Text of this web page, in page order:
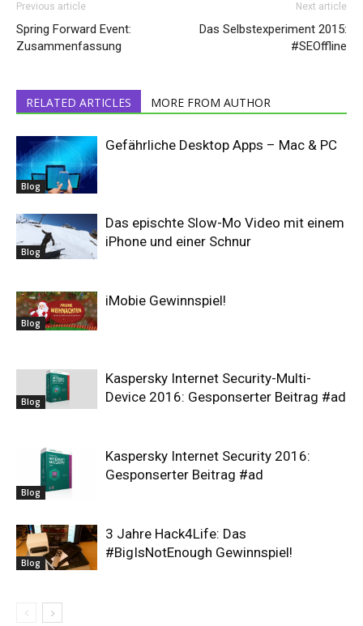
Previous article
Spring Forward Event:
Zusammenfassung
Next article
Das Selbstexperiment 2015:
#SEOffline
RELATED ARTICLES MORE FROM AUTHOR
Blog
Gefährliche Desktop Apps – Mac & PC
Blog
Das epischte Slow-Mo Video mit einem
iPhone und einer Schnur
Blog
iMobie Gewinnspiel!
Blog
Kaspersky Internet Security-Multi-
Device 2016: Gesponserter Beitrag #ad
Blog
Kaspersky Internet Security 2016:
Gesponserter Beitrag #ad
Blog
3 Jahre Hack4Life: Das
#BigIsNotEnough Gewinnspiel!